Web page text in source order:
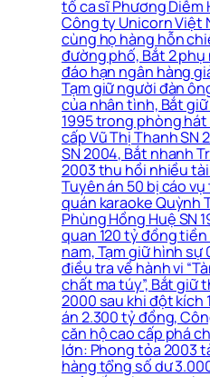
tố ca sĩ Phương Diễm
Công ty Unicorn Việt
cùng họ hàng hỗn
đường phố, Bắt 2
đáo hạn ngân hàng
Tạm giữ người đàn
của nhân tình, Bắt giữ
1995 trong phòng hát
cấp Vũ Thị Thanh SN
SN 2004, Bắt nhanh
2003 thu hồi nhiều
Tuyên án 50 bị cáo
quán karaoke Quỳnh
Phùng Hồng Huệ SN
quan 120 tỷ đồng
nam, Tạm giữ hình
điều tra về hành vi
chất ma túy”, Bắt giữ
2000 sau khi đột kích
án 2.300 tỷ đồng,
căn hộ cao cấp phá
lớn: Phong tỏa 2003
hàng tổng số dư